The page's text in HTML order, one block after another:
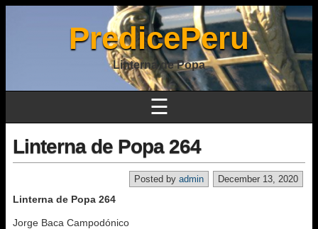
PredicePeru
Linterna de Popa
☰
Linterna de Popa 264
December 13, 2020
Posted by admin
Linterna de Popa 264
Jorge Baca Campodónico